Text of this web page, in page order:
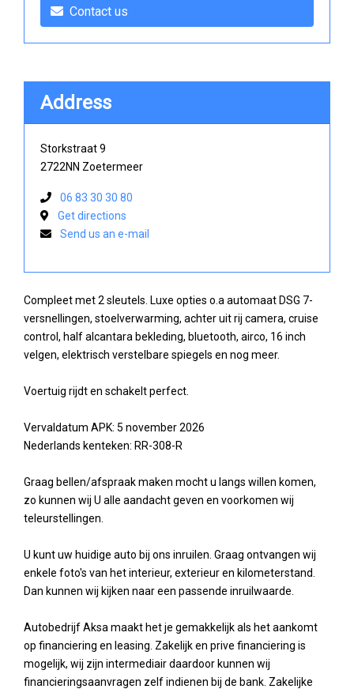
Compleet met 2 sleutels. Luxe opties o.a automaat DSG 7-
versnellingen, stoelverwarming, achter uit rij camera, cruise
control, half alcantara bekleding, bluetooth, airco, 16 inch
velgen, elektrisch verstelbare spiegels en nog meer.
Voertuig rijdt en schakelt perfect.
Vervaldatum APK: 5 november 2026
Nederlands kenteken: RR-308-R
Graag bellen/afspraak maken mocht u langs willen komen,
zo kunnen wij U alle aandacht geven en voorkomen wij
teleurstellingen.
U kunt uw huidige auto bij ons inruilen. Graag ontvangen wij
enkele foto's van het interieur, exterieur en kilometerstand.
Dan kunnen wij kijken naar een passende inruilwaarde.
Autobedrijf Aksa maakt het je gemakkelijk als het aankomt
op financiering en leasing. Zakelijk en prive financiering is
mogelijk, wij zijn intermediair daardoor kunnen wij
financieringsaanvragen zelf indienen bij de bank. Zakelijke
Contact us
Address
Storkstraat 9
2722NN Zoetermeer
06 83 30 30 80
Get directions
Send us an e-mail